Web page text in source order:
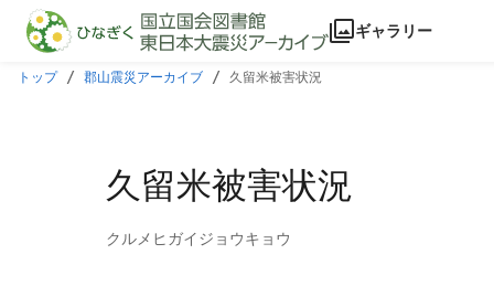
本文に飛ぶ
ギャラリー
トップ 郡山震災アーカイブ 久留米被害状況
久留米被害状況
クルメヒガイジョウキョウ